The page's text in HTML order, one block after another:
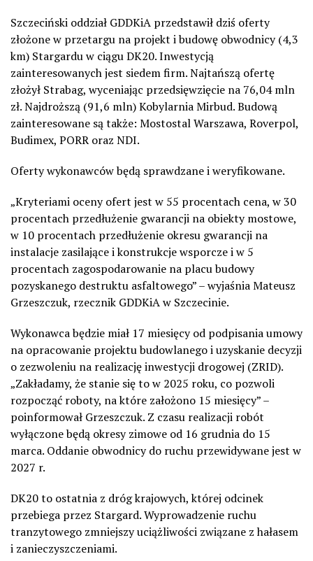
Szczeciński oddział GDDKiA przedstawił dziś oferty
złożone w przetargu na projekt i budowę obwodnicy (4,3
km) Stargardu w ciągu DK20. Inwestycją
zainteresowanych jest siedem firm. Najtańszą ofertę
złożył Strabag, wyceniając przedsięwzięcie na 76,04 mln
zł. Najdroższą (91,6 mln) Kobylarnia Mirbud. Budową
zainteresowane są także: Mostostal Warszawa, Roverpol,
Budimex, PORR oraz NDI.
Oferty wykonawców będą sprawdzane i weryfikowane.
„Kryteriami oceny ofert jest w 55 procentach cena, w 30
procentach przedłużenie gwarancji na obiekty mostowe,
w 10 procentach przedłużenie okresu gwarancji na
instalacje zasilające i konstrukcje wsporcze i w 5
procentach zagospodarowanie na placu budowy
pozyskanego destruktu asfaltowego” – wyjaśnia Mateusz
Grzeszczuk, rzecznik GDDKiA w Szczecinie.
Wykonawca będzie miał 17 miesięcy od podpisania umowy
na opracowanie projektu budowlanego i uzyskanie decyzji
o zezwoleniu na realizację inwestycji drogowej (ZRID).
„Zakładamy, że stanie się to w 2025 roku, co pozwoli
rozpocząć roboty, na które założono 15 miesięcy” –
poinformował Grzeszczuk. Z czasu realizacji robót
wyłączone będą okresy zimowe od 16 grudnia do 15
marca. Oddanie obwodnicy do ruchu przewidywane jest w
2027 r.
DK20 to ostatnia z dróg krajowych, której odcinek
przebiega przez Stargard. Wyprowadzenie ruchu
tranzytowego zmniejszy uciążliwości związane z hałasem
i zanieczyszczeniami.